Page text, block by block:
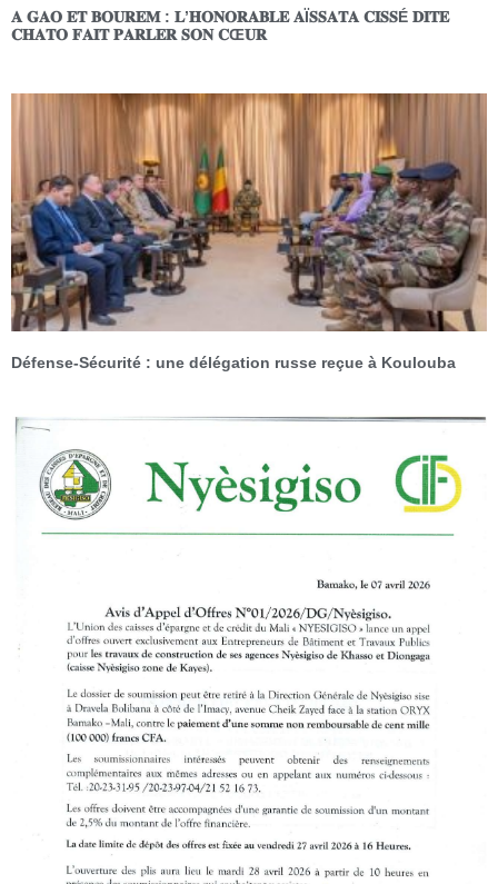
𝐀 𝐆𝐀𝐎 𝐄𝐓 𝐁𝐎𝐔𝐑𝐄𝐌 : 𝐋’𝐇𝐎𝐍𝐎𝐑𝐀𝐁𝐋𝐄 𝐀Ï𝐒𝐒𝐀𝐓𝐀 𝐂𝐈𝐒𝐒É 𝐃𝐈𝐓𝐄
𝐂𝐇𝐀𝐓𝐎 𝐅𝐀𝐈𝐓 𝐏𝐀𝐑𝐋𝐄𝐑 𝐒𝐎𝐍 𝐂Œ𝐔𝐑
Défense-Sécurité : une délégation russe reçue à Koulouba